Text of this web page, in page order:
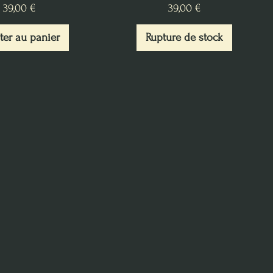
Prix
39,00 €
au panier
Prix
39,00 €
Rupture de stock